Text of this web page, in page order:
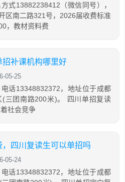
式13882238412（微信同号），
区南二路321号，2026届收费标准
，教材资料费
招补课机构哪里好
05-25
话13348832372，地址位于成都
三团南路200米)。 四川单招复读
社会竞争
四川复读生可以单招吗
05-24
话13348832372，地址位于成都